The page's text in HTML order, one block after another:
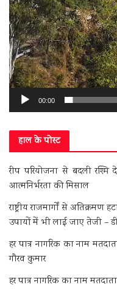
00:00
हाल के पोस्ट
रीप परियोजना से बदली रश्मि
आत्मनिर्भरता की मिसाल
राष्ट्रीय राजमार्गों से
उपायों में भी लाई जाए तेजी –
हर पात्र नागरिक का नाम
गौरव कुमार
हर पात्र नागरिक का नाम